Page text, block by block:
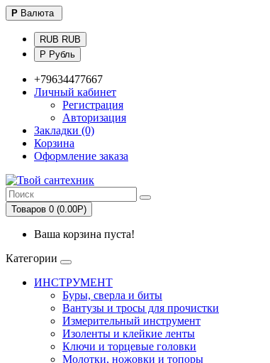
Р Валюта
RUB RUB
Р Рубль
+79634477667
Личный кабинет
Регистрация
Авторизация
Закладки (0)
Корзина
Оформление заказа
Товаров 0 (0.00Р)
Ваша корзина пуста!
Категории
ИНСТРУМЕНТ
Буры, сверла и биты
Вантузы и тросы для прочистки
Измерительный инструмент
Изоленты и клейкие ленты
Ключи и торцевые головки
Молотки, ножовки и топоры